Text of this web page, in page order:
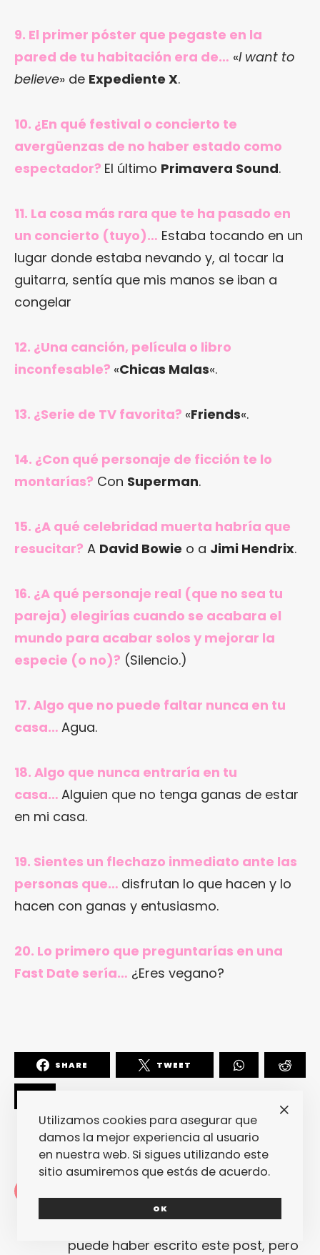
9. El primer póster que pegaste en la
pared de tu habitación era de… «I want to
believe» de Expediente X.
10. ¿En qué festival o concierto te
avergüenzas de no haber estado como
espectador? El último Primavera Sound.
11. La cosa más rara que te ha pasado en
un concierto (tuyo)… Estaba tocando en un
lugar donde estaba nevando y, al tocar la
guitarra, sentía que mis manos se iban a
congelar
12. ¿Una canción, película o libro
inconfesable? «Chicas Malas«.
13. ¿Serie de TV favorita? «Friends«.
14. ¿Con qué personaje de ficción te lo
montarías? Con Superman.
15. ¿A qué celebridad muerta habría que
resucitar? A David Bowie o a Jimi Hendrix.
16. ¿A qué personaje real (que no sea tu
pareja) elegirías cuando se acabara el
mundo para acabar solos y mejorar la
especie (o no)? (Silencio.)
17. Algo que no puede faltar nunca en tu
casa… Agua.
18. Algo que nunca entraría en tu
casa… Alguien que no tenga ganas de estar
en mi casa.
19. Sientes un flechazo inmediato ante las
personas que… disfrutan lo que hacen y lo
hacen con ganas y entusiasmo.
20. Lo primero que preguntarías en una
Fast Date sería… ¿Eres vegano?
SHARE TWEET
La redacción de fantasticmag.es al
puede haber escrito este post, pero
Utilizamos cookies para asegurar que
damos la mejor experiencia al usuario
en nuestra web. Si sigues utilizando este
sitio asumiremos que estás de acuerdo.
OK